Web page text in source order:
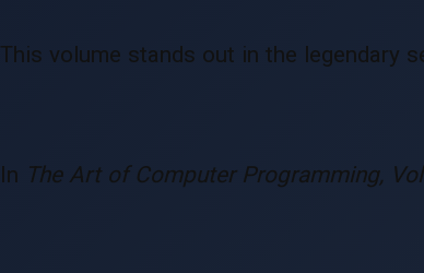
This volume stands out in the legendary
In The Art of Computer Programming,